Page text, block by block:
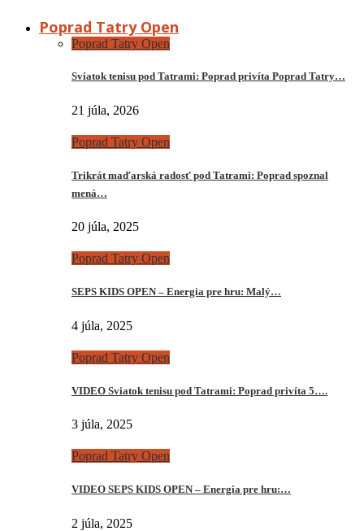
Poprad Tatry Open
Poprad Tatry Open
Sviatok tenisu pod Tatrami: Poprad privíta Poprad Tatry…
21 júla, 2026
Poprad Tatry Open
Trikrát maďarská radosť pod Tatrami: Poprad spoznal
mená…
20 júla, 2025
Poprad Tatry Open
SEPS KIDS OPEN – Energia pre hru: Malý…
4 júla, 2025
Poprad Tatry Open
VIDEO Sviatok tenisu pod Tatrami: Poprad privíta 5….
3 júla, 2025
Poprad Tatry Open
VIDEO SEPS KIDS OPEN – Energia pre hru:…
2 júla, 2025